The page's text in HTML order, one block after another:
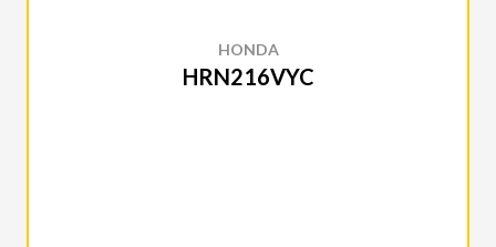
HONDA
HRN216VYC